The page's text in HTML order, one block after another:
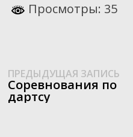
Просмотры: 35
Навигация
по
ПРЕДЫДУЩАЯ ЗАПИСЬ
Соревнования по
дартсу